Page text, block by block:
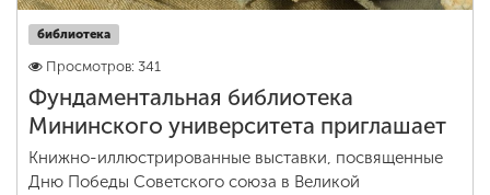
библиотека
Просмотров: 341
Фундаментальная библиотека
Мининского университета приглашает
Книжно-иллюстрированные выставки, посвященные
Дню Победы Советского союза в Великой